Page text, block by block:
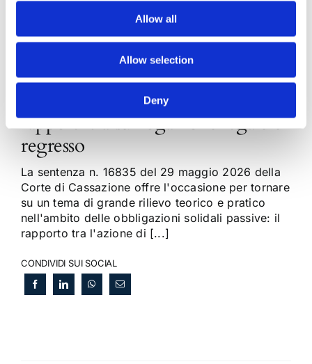
Allow all
Allow selection
Deny
Obbligazioni solidali passive:
rapporti tra surrogazione legale e
regresso
La sentenza n. 16835 del 29 maggio 2026 della
Corte di Cassazione offre l'occasione per tornare
su un tema di grande rilievo teorico e pratico
nell'ambito delle obbligazioni solidali passive: il
rapporto tra l'azione di [...]
CONDIVIDI SUI SOCIAL